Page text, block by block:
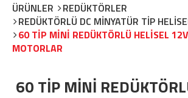
ÜRÜNLER
REDÜKTÖRLER
REDÜKTÖRLÜ DC MİNYATÜR TİP
60 TİP MİNİ REDÜKTÖRLÜ HELİSEL
MOTORLAR
60 TİP MİNİ